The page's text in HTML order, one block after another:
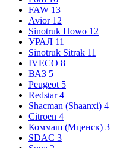
FAW 13
Avior 12
Sinotruk Howo 12
УРАЛ 11
Sinotruk Sitrak 11
IVECO 8
ВАЗ 5
Peugeot 5
Redstar 4
Shacman (Shaanxi) 4
Citroen 4
Коммаш (Мценск) 3
SDAC 3